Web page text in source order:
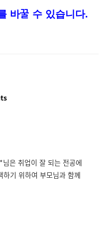
바꿀 수 있습니다.
은 취업이 잘 되는 전공에
하기 위하여 부모님과 함께